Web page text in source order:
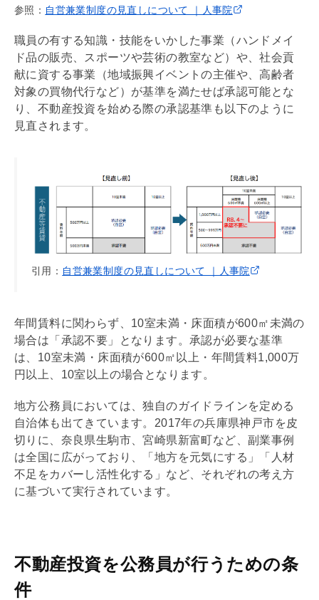
参照： 自営兼業制度の見直しについて ｜人事院
職員の有する知識・技能をいかした事業（ハンドメイ
ド品の販売、スポーツや芸術の教室など）や、社会貢
献に資する事業（地域振興イベントの主催や、高齢者
対象の買物代行など）が基準を満たせば承認可能とな
り、不動産投資を始める際の承認基準も以下のように
見直されます。
引用： 自営兼業制度の見直しについて ｜人事院
年間賃料に関わらず、10室未満・床面積が600㎡未満の
場合は「承認不要」となります。承認が必要な基準
は、10室未満・床面積が600㎡以上・年間賃料1,000万
円以上、10室以上の場合となります。
地方公務員においては、独自のガイドラインを定める
自治体も出てきています。2017年の兵庫県神戸市を皮
切りに、奈良県生駒市、宮崎県新富町など、副業事例
は全国に広がっており、「地方を元気にする」「人材
不足をカバーし活性化する」など、それぞれの考え方
に基づいて実行されています。
不動産投資を公務員が行うための条
件